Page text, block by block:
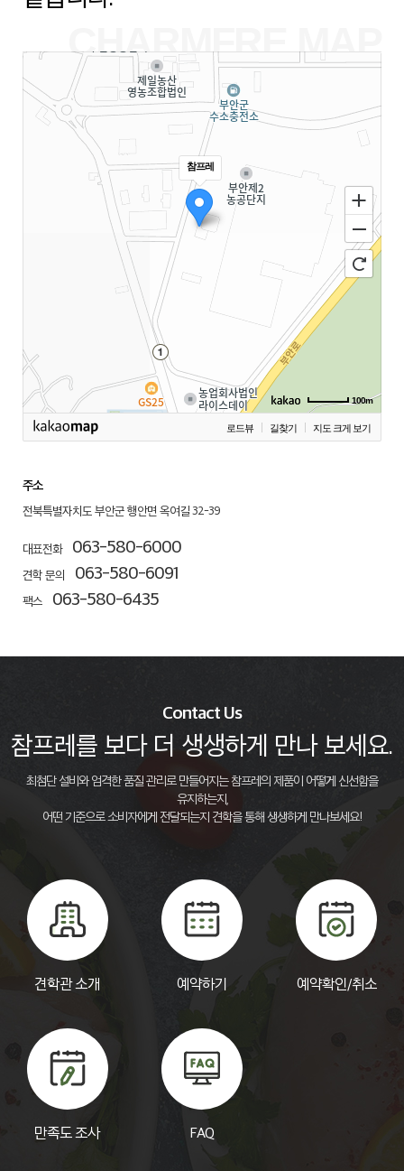
CHARMFRE MAP
참프레
100m
로드뷰 길찾기 지도 크게 보기
주소
전북특별자치도 부안군 행안면 옥여길 32-39
대표전화 063-580-6000
견학 문의 063-580-6091
팩스 063-580-6435
Contact Us
참프레를 보다 더 생생하게 만나 보세요.
최첨단 설비와 엄격한 품질 관리로 만들어지는 참프레의 제품이 어떻게 신선함을
유지하는지,
어떤 기준으로 소비자에게 전달되는지 견학을 통해 생생하게 만나보세요!
견학관 소개 예약하기 예약확인/취소
만족도 조사 FAQ